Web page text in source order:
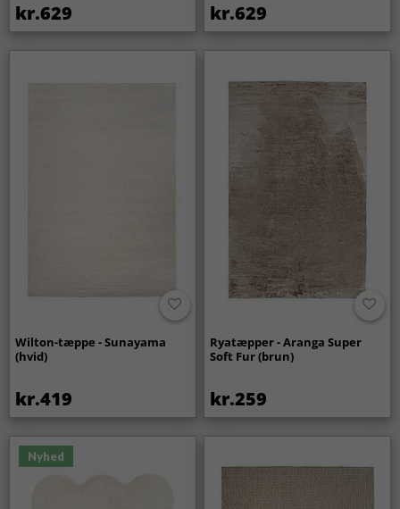
kr.629 kr.629
Wilton-tæppe - Sunayama
(hvid)
kr.419
Ryatæpper - Aranga Super
Soft Fur (brun)
kr.259
Nyhed